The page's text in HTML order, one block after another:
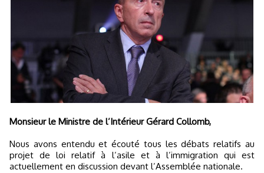
Monsieur le Ministre de l’Intérieur Gérard Collomb,
Nous avons entendu et écouté tous les débats relatifs au
projet de loi relatif à l’asile et à l’immigration qui est
actuellement en discussion devant l’Assemblée nationale.